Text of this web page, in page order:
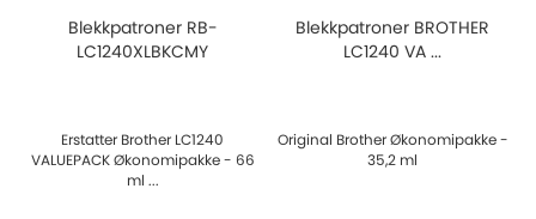
Blekkpatroner RB-
LC1240XLBKCMY
Erstatter Brother LC1240
VALUEPACK Økonomipakke - 66
ml ...
Blekkpatroner BROTHER
LC1240 VA ...
Original Brother Økonomipakke -
35,2 ml